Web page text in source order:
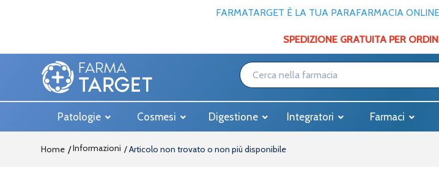
FARMATARGET È LA TUA PARAFARMACIA
SPEDIZIONE GRATUITA PER
Patologie Cosmesi Digestione Integratori Farmaci
Home Informazioni Articolo non trovato o non più disponibile